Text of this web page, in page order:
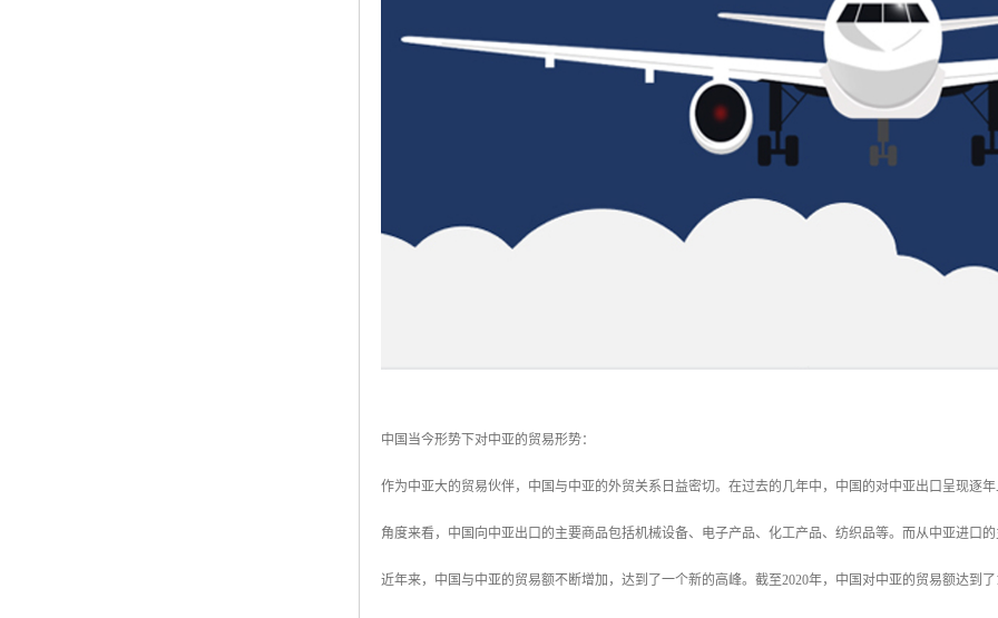
中国当今形势下对中亚的贸易形势：
作为中亚大的贸易伙伴，中国与中亚的外贸关系日益密切。在过去的几年中，中国的对中亚出口呈现逐
角度来看，中国向中亚出口的主要商品包括机械设备、电子产品、化工产品、纺织品等。而从中亚进口
近年来，中国与中亚的贸易额不断增加，达到了一个新的高峰。截至2020年，中国对中亚的贸易额达到